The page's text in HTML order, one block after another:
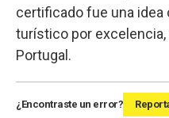
certificado fue una idea
turístico por excelencia,
Portugal.
¿Encontraste un error?